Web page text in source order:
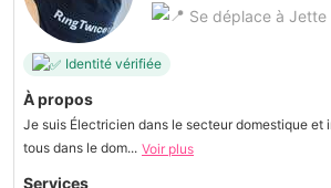
Se déplace à Jette
Identité vérifiée
À propos
Je suis Électricien dans le secteur domestique et
tous dans le dom... Voir plus
Services